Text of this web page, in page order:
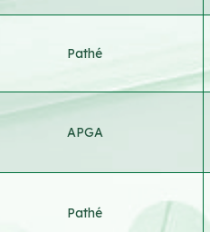
Pathé
APGA
Pathé